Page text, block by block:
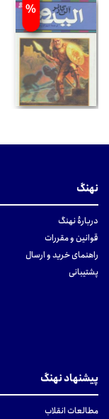
%
نهنگ
دربارهٔ نهنگ
قوانین و مقررات
راهنمای خرید و ارسال
پشتیبانی
پیشنهاد نهنگ
مطالعات انقلاب